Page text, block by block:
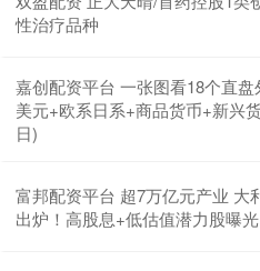
性治疗品种
嘉创配资平台 一张图看18个直盘
美元+欧系日系+商品货币+新兴
日)
富邦配资平台 超7万亿元产业 大
出炉！高股息+低估值潜力股曝